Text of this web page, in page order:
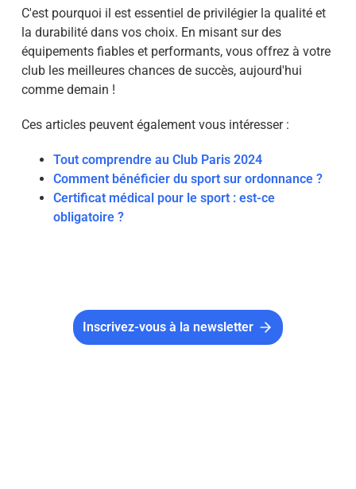
C'est pourquoi il est essentiel de privilégier la qualité et
la durabilité dans vos choix. En misant sur des
équipements fiables et performants, vous offrez à votre
club les meilleures chances de succès, aujourd'hui
comme demain !
Ces articles peuvent également vous intéresser :
Tout comprendre au Club Paris 2024
Comment bénéficier du sport sur ordonnance ?
Certificat médical pour le sport : est-ce
obligatoire ?
Inscrivez-vous à la newsletter